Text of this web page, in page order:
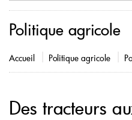
Politique agricole
Accueil Politique agricole
Des tracteurs